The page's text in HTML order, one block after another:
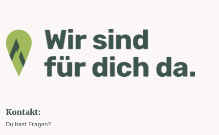
Kontakt:
Du hast Fragen?